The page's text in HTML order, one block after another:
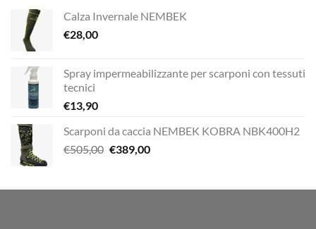
Calza Invernale NEMBEK
€28,00
Spray impermeabilizzante per scarponi con tessuti
tecnici
€13,90
Scarponi da caccia NEMBEK KOBRA NBK400H2
€505,00 Il
era:
€389,00Il
è: